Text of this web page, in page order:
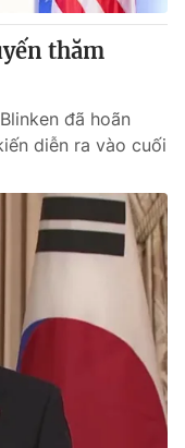
thăm
đã hoãn
diễn ra vào cuối